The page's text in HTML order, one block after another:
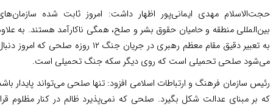
مهدی ایمانی‌پور اظهار داشت: امروز ثابت شده سازمان‌های
منطقه و حامیان حقوق بشر و صلح، همگی ناکارآمد هستند. به علاوه
به تعبیر دقیق مقام معظم رهبری در جریان جنگ ۱۲ روزه صلحی که امروز دنبال
صلحی تحمیلی است که روی دیگر سکه جنگ تحمیلی است.
سازمان فرهنگ و ارتباطات اسلامی افزود: تنها صلحی می‌تواند پایدار باشد
بر مبنای عدالت شکل بگیرد. صلحی که نمی‌پذیرد ظالم در کنار مظلوم قرار